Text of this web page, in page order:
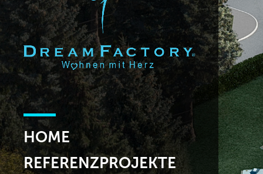
HOME
REFERENZPROJEKTE